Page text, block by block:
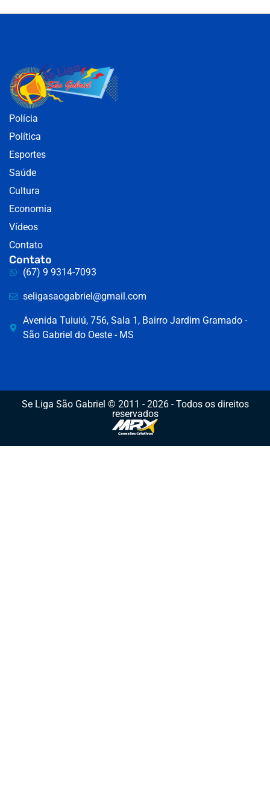
Polícia
Política
Esportes
Saúde
Cultura
Economia
Vídeos
Contato
Contato
(67) 9 9314-7093
seligasaogabriel@gmail.com
Avenida Tuiuiú, 756, Sala 1, Bairro Jardim Gramado -
São Gabriel do Oeste - MS
Se Liga São Gabriel © 2011 - 2026 - Todos os direitos
reservados